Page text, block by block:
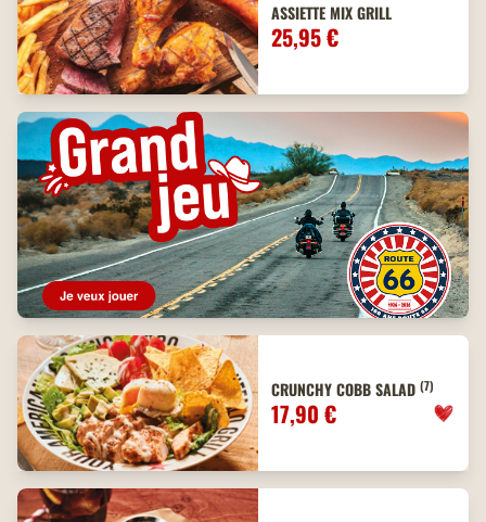
ASSIETTE MIX GRILL
25,95 €
CRUNCHY COBB SALAD (7)
17,90 €